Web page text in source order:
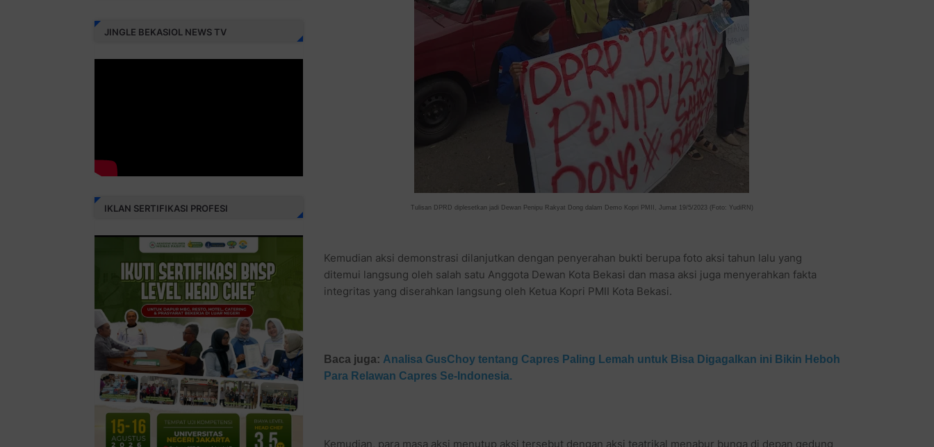
Tulisan DPRD diplesetkan jadi Dewan Penipu Rakyat Dong dalam Demo Kopri PMII, Jumat 19/5/2023 (Foto: YudiRN)
Kemudian aksi demonstrasi dilanjutkan dengan penyerahan bukti berupa foto aksi tahun lalu yang
ditemui langsung oleh salah satu Anggota Dewan Kota Bekasi dan masa aksi juga menyerahkan fakta
integritas yang diserahkan langsung oleh Ketua Kopri PMII Kota Bekasi.
Baca juga: Analisa GusChoy tentang Capres Paling Lemah untuk Bisa Digagalkan ini Bikin Heboh
Para Relawan Capres Se-Indonesia.
Kemudian, para masa aksi menutup aksi tersebut dengan aksi teatrikal menabur bunga di depan gedung
JINGLE BEKASIOL NEWS TV
IKLAN SERTIFIKASI PROFESI